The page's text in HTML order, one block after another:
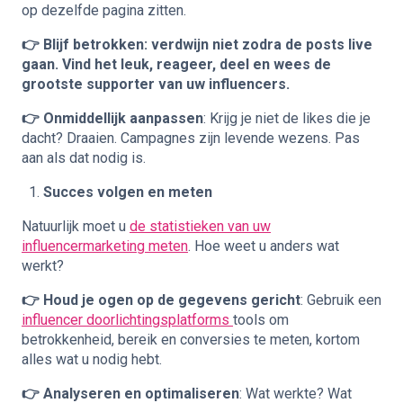
op dezelfde pagina zitten.
👉 Blijf betrokken: verdwijn niet zodra de posts live
gaan. Vind het leuk, reageer, deel en wees de
grootste supporter van uw influencers.
👉 Onmiddellijk aanpassen: Krijg je niet de likes die je
dacht? Draaien. Campagnes zijn levende wezens. Pas
aan als dat nodig is.
Succes volgen en meten
Natuurlijk moet u de statistieken van uw
influencermarketing meten. Hoe weet u anders wat
werkt?
👉 Houd je ogen op de gegevens gericht: Gebruik een
influencer doorlichtingsplatforms tools om
betrokkenheid, bereik en conversies te meten, kortom
alles wat u nodig hebt.
👉 Analyseren en optimaliseren: Wat werkte? Wat